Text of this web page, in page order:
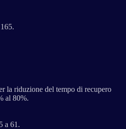
la riduzione del tempo di recupero
al 80%.
a 61.